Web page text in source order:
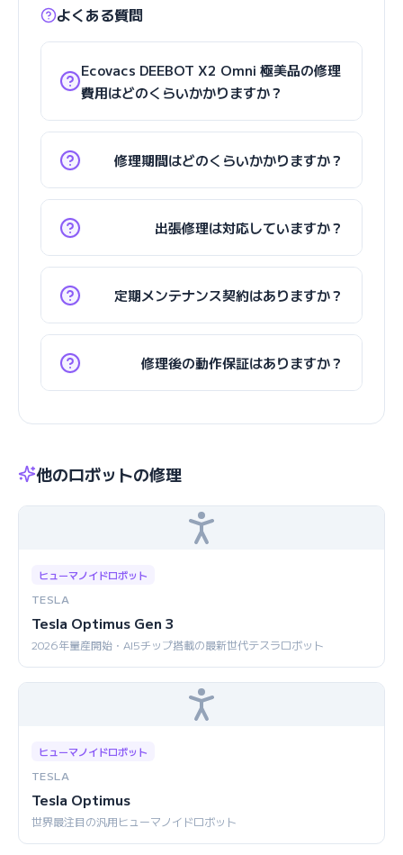
よくある質問
Ecovacs DEEBOT X2 Omni 極美品の修理
費用はどのくらいかかりますか？
修理期間はどのくらいかかりますか？
出張修理は対応していますか？
定期メンテナンス契約はありますか？
修理後の動作保証はありますか？
他のロボットの修理
ヒューマノイドロボット
TESLA
Tesla Optimus Gen 3
2026年量産開始・AI5チップ搭載の最新世代テスラロボット
ヒューマノイドロボット
TESLA
Tesla Optimus
世界最注目の汎用ヒューマノイドロボット